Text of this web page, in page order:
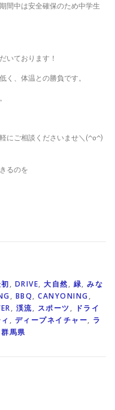
間中は安全確保のため中学生
いております！
く、体温との勝負です。
にご相談くださいませ＼(^o^)
るのを
, DRIVE, 大自然, 緑, みな
, BBQ, CANYONING,
, 渓流, スポーツ, ドライ
, ディープネイチャー, ラ
群馬県